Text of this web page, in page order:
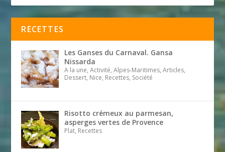
RECETTES
Les Ganses du Carnaval. Gansa
Nissarda
A la une, Activité, Alpes-Maritimes, Articles,
Dessert, Nice, Recettes, Société
Risotto crémeux au parmesan,
asperges vertes de Provence
Plat, Recettes